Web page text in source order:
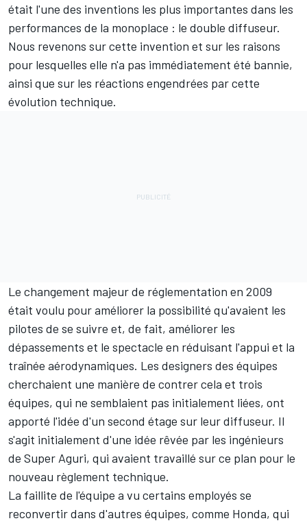
était l'une des inventions les plus importantes dans les
performances de la monoplace : le double diffuseur.
Nous revenons sur cette invention et sur les raisons
pour lesquelles elle n'a pas immédiatement été bannie,
ainsi que sur les réactions engendrées par cette
évolution technique.
Le changement majeur de réglementation en 2009
était voulu pour améliorer la possibilité qu'avaient les
pilotes de se suivre et, de fait, améliorer les
dépassements et le spectacle en réduisant l'appui et la
traînée aérodynamiques. Les designers des équipes
cherchaient une manière de contrer cela et trois
équipes, qui ne semblaient pas initialement liées, ont
apporté l'idée d'un second étage sur leur diffuseur. Il
s'agit initialement d'une idée rêvée par les ingénieurs
de Super Aguri, qui avaient travaillé sur ce plan pour le
nouveau règlement technique.
La faillite de l'équipe a vu certains employés se
reconvertir dans d'autres équipes, comme Honda, qui